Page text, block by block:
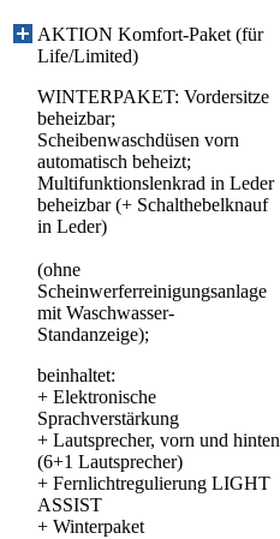
AKTION Komfort-Paket (für
Life/Limited)
WINTERPAKET: Vordersitze
beheizbar;
Scheibenwaschdüsen vorn
automatisch beheizt;
Multifunktionslenkrad in Leder
beheizbar (+ Schalthebelknauf
in Leder)
(ohne
Scheinwerferreinigungsanlage
mit Waschwasser-
Standanzeige);
beinhaltet:
+ Elektronische
Sprachverstärkung
+ Lautsprecher, vorn und hinten
(6+1 Lautsprecher)
+ Fernlichtregulierung LIGHT
ASSIST
+ Winterpaket